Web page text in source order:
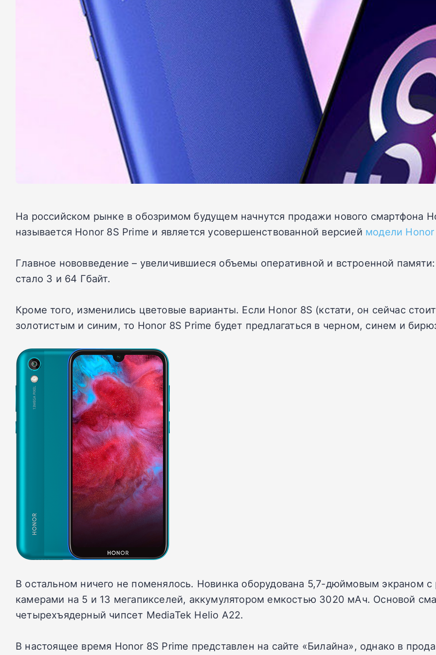
На российском рынке в обозримом будущем начнутся продажи нового смартфона
называется Honor 8S Prime и является усовершенствованной версией модели Honor
Главное нововведение – увеличившиеся объемы оперативной и встроенной
стало 3 и 64 Гбайт.
Кроме того, изменились цветовые варианты. Если Honor 8S (кстати, он сейчас
золотистым и синим, то Honor 8S Prime будет предлагаться в черном, синем и
В остальном ничего не поменялось. Новинка оборудована 5,7-дюймовым экраном
камерами на 5 и 13 мегапикселей, аккумулятором емкостью 3020 мАч. Основой
четырехъядерный чипсет MediaTek Helio A22.
В настоящее время Honor 8S Prime представлен на сайте «Билайна», однако в